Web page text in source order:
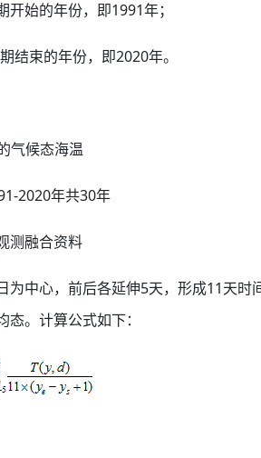
始的年份，即1991年；
束的年份，即2020年。
气候态海温
2020年共30年
测融合资料
为中心，前后各延伸5天，形成11天
。计算公式如下：